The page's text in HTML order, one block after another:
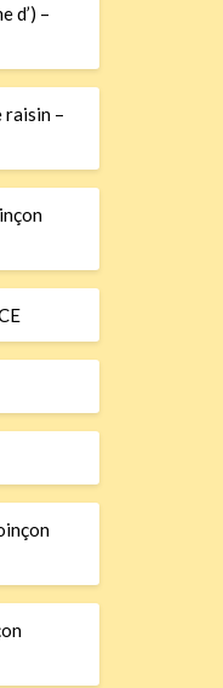
d’) –
raisin –